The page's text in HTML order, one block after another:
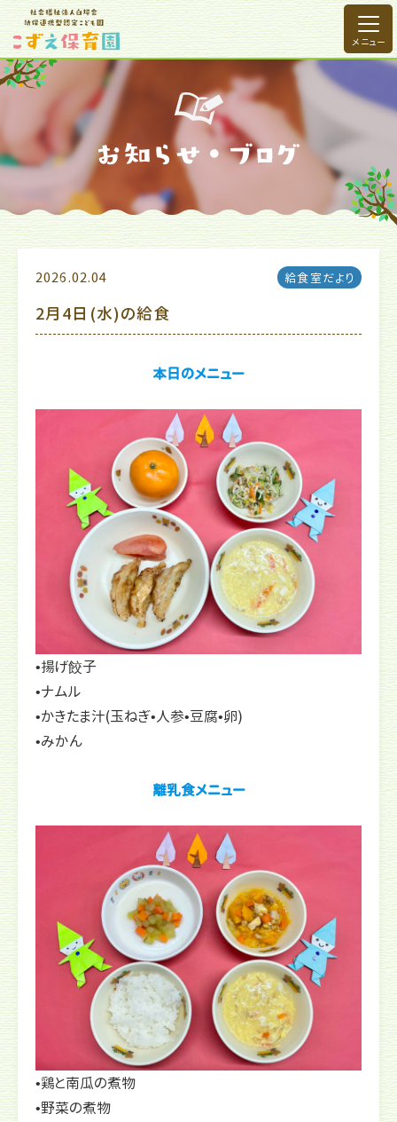
2026.02.04 給食室だより
2月4日(水)の給食
本日のメニュー
•揚げ餃子
•ナムル
•かきたま汁(玉ねぎ•人参•豆腐•卵)
•みかん
離乳食メニュー
•鶏と南瓜の煮物
•野菜の煮物